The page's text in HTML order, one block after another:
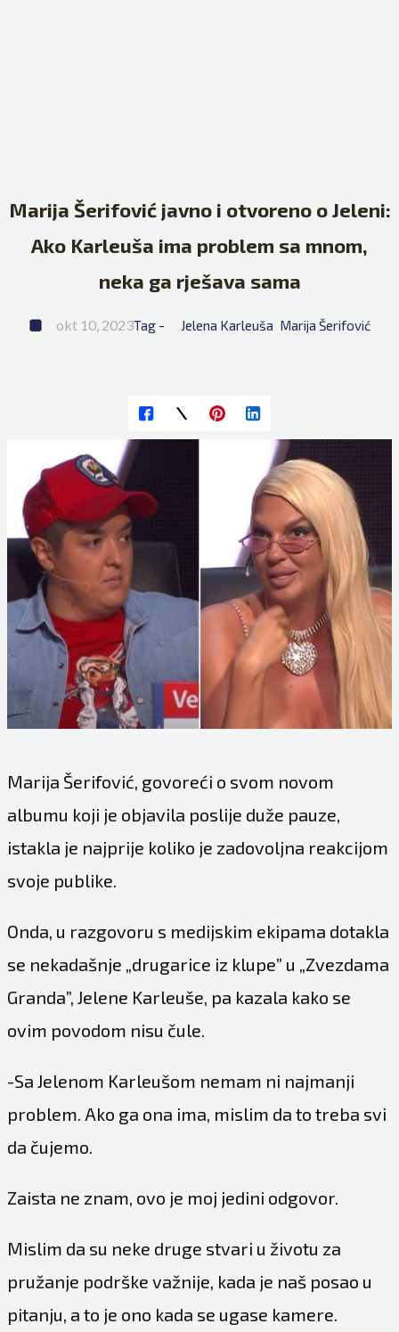
Marija Šerifović javno i otvoreno o Jeleni:
Ako Karleuša ima problem sa mnom,
neka ga rješava sama
okt 10, 2023Tag - Jelena Karleuša Marija Šerifović
Marija Šerifović, govoreći o svom novom
albumu koji je objavila poslije duže pauze,
istakla je najprije koliko je zadovoljna reakcijom
svoje publike.
Onda, u razgovoru s medijskim ekipama dotakla
se nekadašnje „drugarice iz klupe” u „Zvezdama
Granda”, Jelene Karleuše, pa kazala kako se
ovim povodom nisu čule.
-Sa Jelenom Karleušom nemam ni najmanji
problem. Ako ga ona ima, mislim da to treba svi
da čujemo.
Zaista ne znam, ovo je moj jedini odgovor.
Mislim da su neke druge stvari u životu za
pružanje podrške važnije, kada je naš posao u
pitanju, a to je ono kada se ugase kamere.